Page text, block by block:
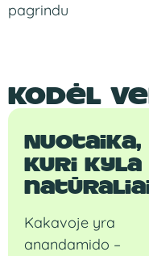
pagrindu
Kodėl
Nuotaika,
kuri kyla
Kakavoje yra
anandamido –